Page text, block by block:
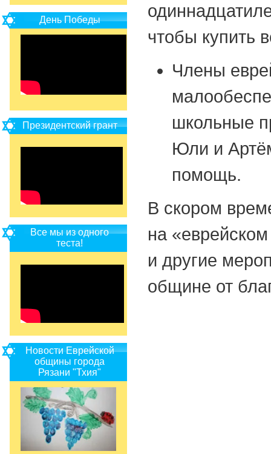
День Победы
Президентский грант
Все мы из одного
теста!
Новости Еврейской
общины города
Рязани "Тхия"
чтобы купить
Члены
школьные
Юли и
помощь.
В скором
на
и другие
общине от